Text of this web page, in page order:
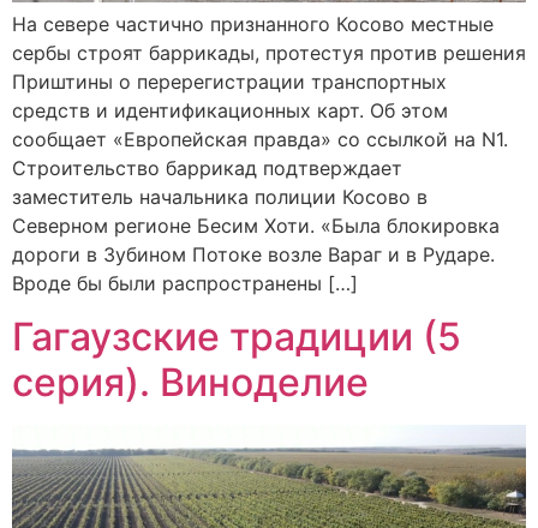
На севере частично признанного Косово местные
сербы строят баррикады, протестуя против решения
Приштины о перерегистрации транспортных
средств и идентификационных карт. Об этом
сообщает «Европейская правда» со ссылкой на N1.
Строительство баррикад подтверждает
заместитель начальника полиции Косово в
Северном регионе Бесим Хоти. «Была блокировка
дороги в Зубином Потоке возле Вараг и в Рударе.
Вроде бы были распространены […]
Гагаузские традиции (5
серия). Виноделие